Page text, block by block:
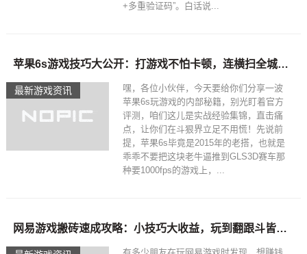
+多重验证码”。白话说...
最新游戏资讯
苹果6s游戏技巧大公开：打游戏不怕卡顿，连横扫全城也不在话下
嘿，各位小伙伴，今天要给你们分享一波
苹果6s玩游戏的内部秘籍，别光盯着官方
评测，咱们这儿是实战经验集锦，直击痛
点，让你们在斗狠界立足不用慌！先说前
提，苹果6s毕竟是2015年的老搭，也就是
乖乖不要把这块老牛逼推到GLS3D赛车那
种要1000fps的游戏上，...
网易游戏搬砖速成攻略：小技巧大收益，玩到翻跟斗皆可招财